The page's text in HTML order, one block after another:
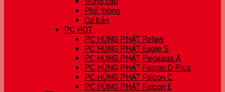
Phổ thông
Cơ bản
PC HOT
PC HÙNG PHÁT Relaw
PC HÙNG PHÁT Eagle S
PC HÙNG PHÁT Pegasus A
PC HÙNG PHÁT Falcon D Plus
PC HÙNG PHÁT Falcon C
PC HÙNG PHÁT Falcon E